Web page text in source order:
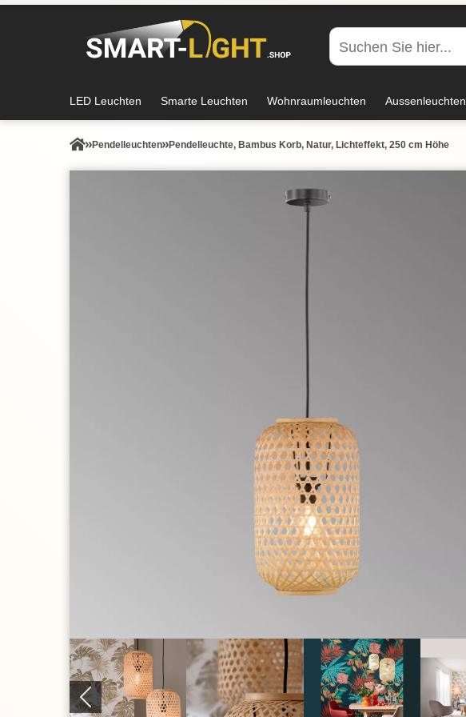
LED Leuchten Smarte Leuchten Wohnraumleuchten Aussenleuchten
Pendel­leuchten Pendelleuchte, Bambus Korb, Natur, Lichteffekt, 250 cm Höhe